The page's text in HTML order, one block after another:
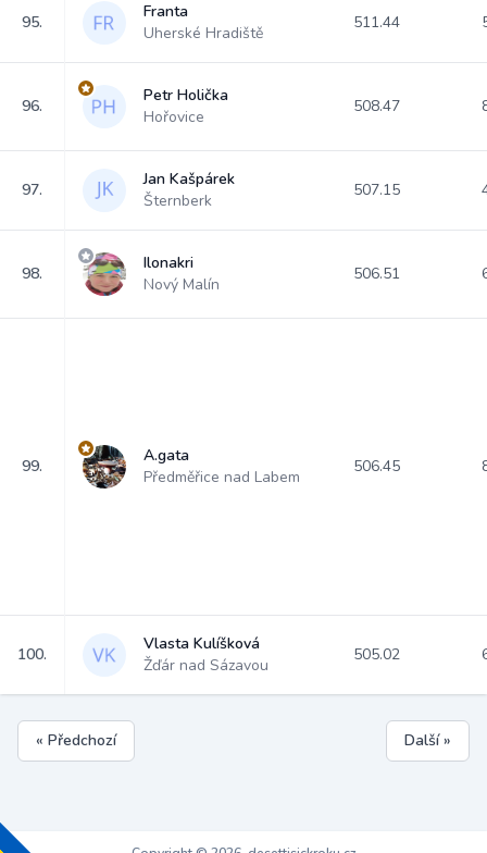
95.
Franta
Uherské Hradiště
511.44
96.
Petr Holička
Hořovice
508.47
97.
Jan Kašpárek
Šternberk
507.15
98.
Ilonakri
Nový Malín
506.51
99.
A.gata
Předměřice nad Labem
506.45
100.
Vlasta Kulíšková
Žďár nad Sázavou
505.02
« Předchozí Další »